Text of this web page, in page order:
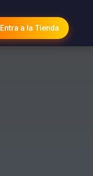
Entra a la Tienda